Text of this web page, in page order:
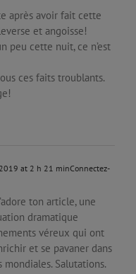
après avoir fait cette
et angoisse!
peu cette nuit, ce n’est
ces faits troublants.
at 2 h 21 minConnectez-
ton article, une
dramatique
véreux qui ont
et se pavaner dans
mondiales. Salutations.